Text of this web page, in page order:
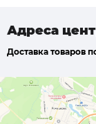
Адреса
Доставка товаров